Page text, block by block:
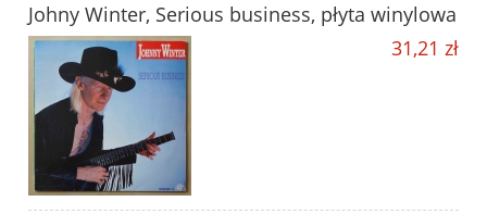
Johny Winter, Serious business, płyta winylowa
31,21 zł